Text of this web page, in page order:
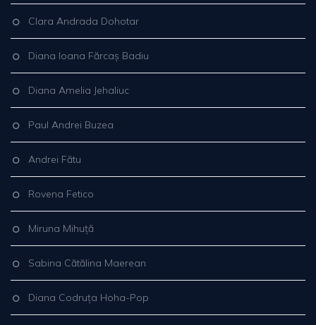
Clara Andrada Dohotar
Diana Ioana Fărcaș Badiu
Diana Amelia Jehaliuc
Paul Andrei Buzea
Andrei Fătu
Rovena Fetico
Miruna Mihuță
Sabina Cătălina Maerean
Diana Codruța Hoha-Pop